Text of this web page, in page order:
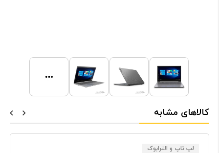
کالاهای مشابه
لپ تاپ و الترابوک